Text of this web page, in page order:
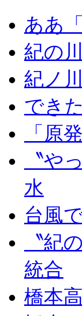
ああ
紀の
紀ノ
でき
「原
〝や
水
台風
〝紀
統合
橋本